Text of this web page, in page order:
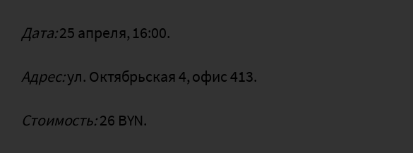
Дата:25 апреля, 16:00.
Адрес:ул. Октябрьская 4, офис 413.
Стоимость:26 BYN.